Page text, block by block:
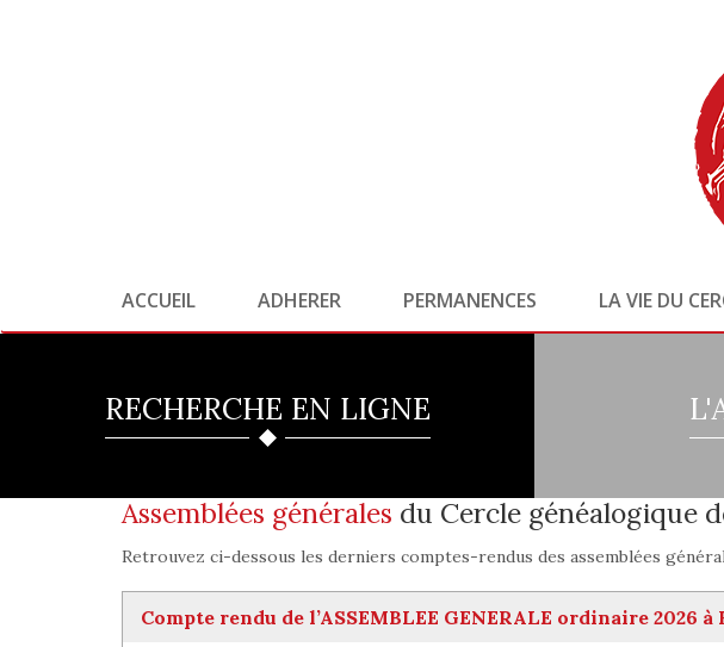
ACCUEIL ADHERER PERMANENCES LA VIE DU
RECHERCHE EN LIGNE
Assemblées générales du Cercle généalogique
Retrouvez ci-dessous les derniers comptes-rendus des assemblées
Compte rendu de l’ASSEMBLEE GENERALE ordinaire 2026